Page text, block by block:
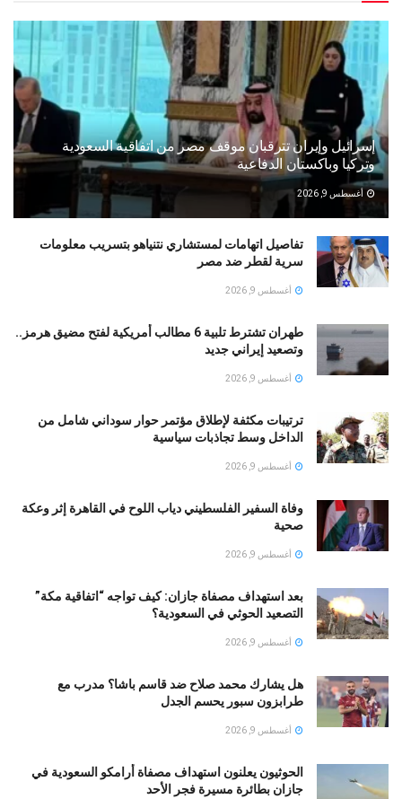
إسرائيل وإيران تترقبان موقف مصر من اتفاقية السعودية
وتركيا وباكستان الدفاعية
أغسطس 9, 2026
تفاصيل اتهامات لمستشاري نتنياهو بتسريب معلومات
سرية لقطر ضد مصر
أغسطس 9, 2026
طهران تشترط تلبية 6 مطالب أمريكية لفتح مضيق هرمز..
وتصعيد إيراني جديد
أغسطس 9, 2026
ترتيبات مكثفة لإطلاق مؤتمر حوار سوداني شامل من
الداخل وسط تجاذبات سياسية
أغسطس 9, 2026
وفاة السفير الفلسطيني دياب اللوح في القاهرة إثر وعكة
صحية
أغسطس 9, 2026
بعد استهداف مصفاة جازان: كيف تواجه “اتفاقية مكة”
التصعيد الحوثي في السعودية؟
أغسطس 9, 2026
هل يشارك محمد صلاح ضد قاسم باشا؟ مدرب مع
طرابزون سبور يحسم الجدل
أغسطس 9, 2026
الحوثيون يعلنون استهداف مصفاة أرامكو السعودية في
جازان بطائرة مسيرة فجر الأحد